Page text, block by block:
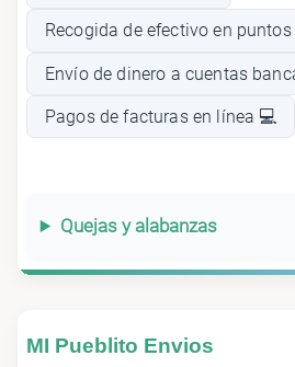
Recogida de efectivo en puntos
Envío de dinero a cuentas
Pagos de facturas en línea 💻
Quejas y alabanzas
MI Pueblito Envios